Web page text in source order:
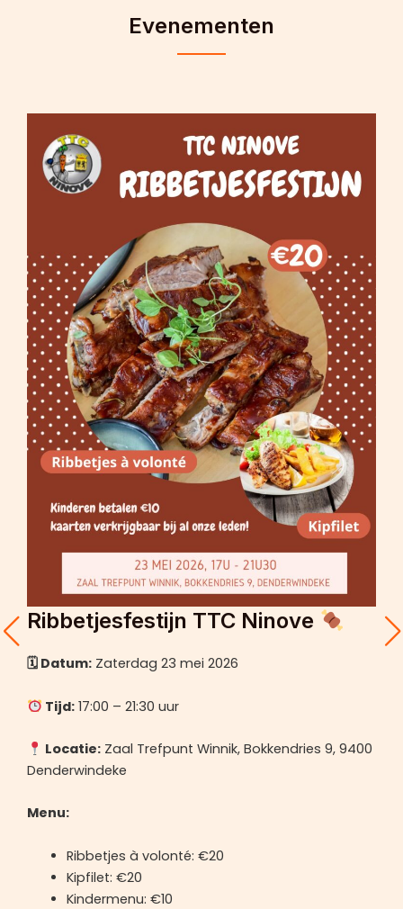
Evenementen
Ribbetjesfestijn TTC Ninove
🗓 Datum: Zaterdag 23 mei 2026
Tijd:17:00 – 21:30 uur
Locatie:Zaal Trefpunt Winnik, Bokkendries 9, 9400
Denderwindeke
Menu:
Ribbetjes à volonté: €20
Kipfilet: €20
Kindermenu: €10